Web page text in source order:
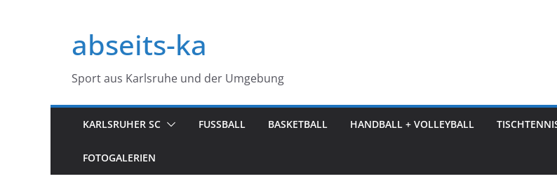
springenabseits-ka
Sport aus Karlsruhe und der Umgebung
KARLSRUHER SC FUSSBALL BASKETBALL HANDBALL + VOLLEYBALL
FOTOGALERIEN